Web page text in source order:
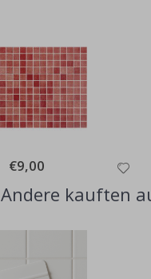
Special
Price
€9,00
Andere kauften